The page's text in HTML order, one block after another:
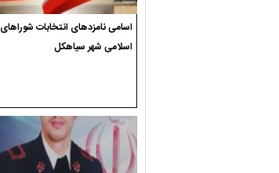
اسامی نامزدهای انتخابات شوراهای
اسلامی شهر سیاهکل